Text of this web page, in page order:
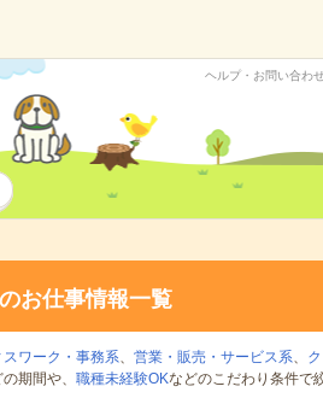
ヘルプ・お問い合わ
お仕事情報一覧
スワーク・事務系、 営業・販売・サービス系、
期間や、 職種未経験OKなどのこだわり条件で